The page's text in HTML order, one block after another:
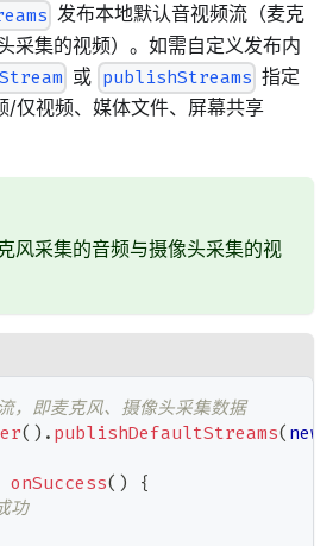
发布本地默认音视频流（麦克
采集的视频）。如需自定义发布内
或 publishStreams 指定
/仅视频、媒体文件、屏幕共享
风采集的音频与摄像头采集的视
即麦克风、摄像头采集数据
( ) . publishDefaultStreams( new
onSuccess( )
{
功